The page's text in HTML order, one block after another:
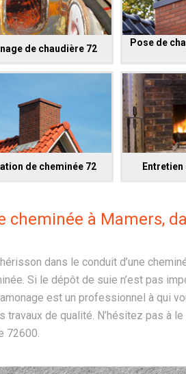
de chaudière 72
Pose de
de cheminée 72
cheminée à Mamers,
dans le conduit d’une
Si le dépôt de suie n’est pas
est un professionnel à qui
travaux de qualité. N’hésitez pas à
72600.